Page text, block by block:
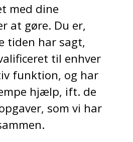
med dine
at gøre. Du er,
tiden har sagt,
til enhver
funktion, og har
hjælp, ift. de
som vi har